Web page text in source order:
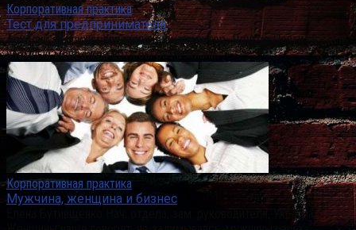
Корпоративная практика
Тест для предпринимателя
Аркадий Теплухин Управляющий директор, Другое Почти каждый
наемный менеджер хотя бы раз в жизни
Корпоративная практика
Мужчина, женщина и бизнес
Елена Бутивщенко Нач. отдела, зам. руководителя, Украина